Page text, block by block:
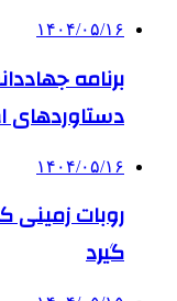
۱۴۰۴/۰۵/۱۶
برنامه
دستاوردهای
۱۴۰۴/۰۵/۱۶
روبات زمینی
گیرد